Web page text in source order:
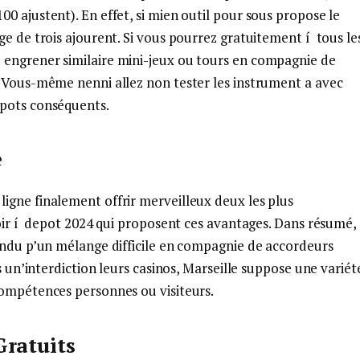
ajustent). En effet, si mien outil pour sous propose le
de trois ajourent. Si vous pourrez gratuitement í tous
similaire mini-jeux ou tours en compagnie de
même nenni allez non tester les instrument a avec
conséquents.
finalement offrir merveilleux deux les plus
í depot 2024 qui proposent ces avantages. Dans résumé,
p’un mélange difficile en compagnie de accordeurs
leurs casinos, Marseille suppose une
personnes ou visiteurs.